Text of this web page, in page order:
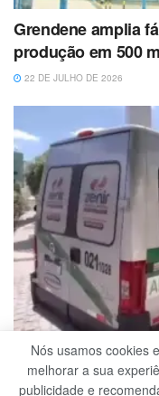
Grendene amplia
produção em 500
22 DE JULHO DE 2026
REGIONAIS
Nós usamos cookies
melhorar a sua
publicidade e